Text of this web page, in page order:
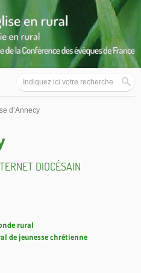
d’Annecy
DIOCÉSAIN
rural
de jeunesse chrétienne